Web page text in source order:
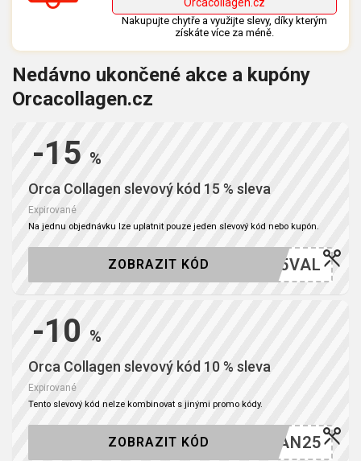
Nakupujte chytře a využijte slevy, díky kterým
získáte více za méně.
Nedávno ukončené akce a kupóny
Orcacollagen.cz
-15 %
Orca Collagen slevový kód 15 % sleva
Expirované
Na jednu objednávku lze uplatnit pouze jeden slevový kód nebo kupón.
RCA15VAL
ZOBRAZIT KÓD
-10 %
Orca Collagen slevový kód 10 % sleva
Expirované
Tento slevový kód nelze kombinovat s jinými promo kódy.
VAN25
ZOBRAZIT KÓD